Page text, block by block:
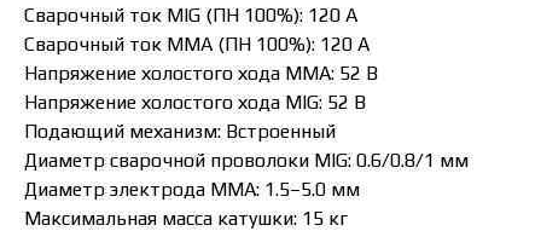
Сварочный ток MIG (ПН 100%): 120 А
Сварочный ток MMA (ПН 100%): 120 А
Напряжение холостого хода MMA: 52 В
Напряжение холостого хода MIG: 52 В
Подающий механизм: Встроенный
Диаметр сварочной проволоки MIG: 0.6/0.8/1 мм
Диаметр электрода MMA: 1.5–5.0 мм
Максимальная масса катушки: 15 кг